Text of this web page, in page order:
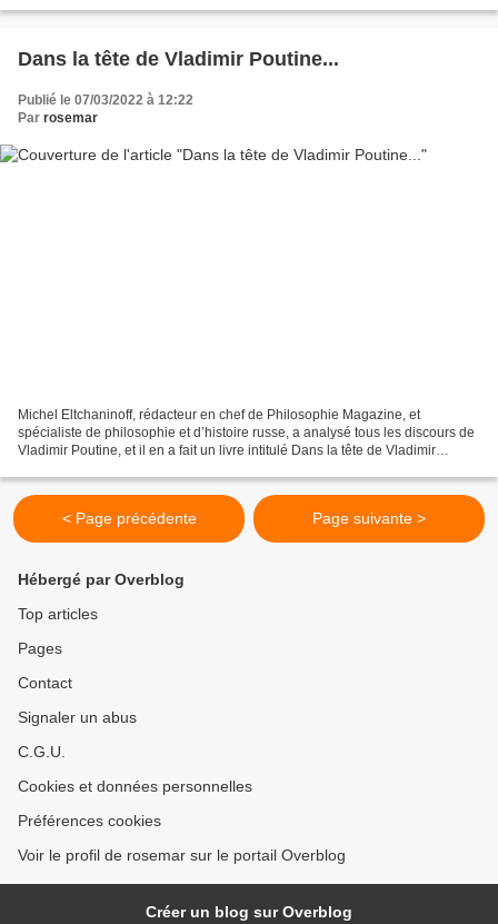
Dans la tête de Vladimir Poutine...
Publié le 07/03/2022 à 12:22
Par rosemar
Michel Eltchaninoff, rédacteur en chef de Philosophie Magazine, et
spécialiste de philosophie et d’histoire russe, a analysé tous les discours de
Vladimir Poutine, et il en a fait un livre intitulé Dans la tête de Vladimir
< Page précédente Page suivante >
Hébergé par Overblog
Top articles
Pages
Contact
Signaler un abus
C.G.U.
Cookies et données personnelles
Préférences cookies
Voir le profil de rosemar sur le portail Overblog
Créer un blog sur Overblog